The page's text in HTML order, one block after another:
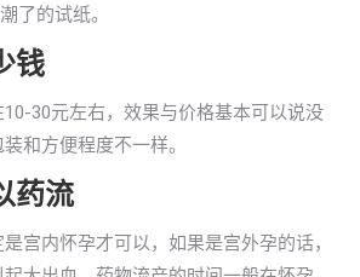
了的试纸。
钱
30元左右，效果与价格基本可以说没
和方便程度不一样。
药流
宫内怀孕才可以，如果是宫外孕的话，